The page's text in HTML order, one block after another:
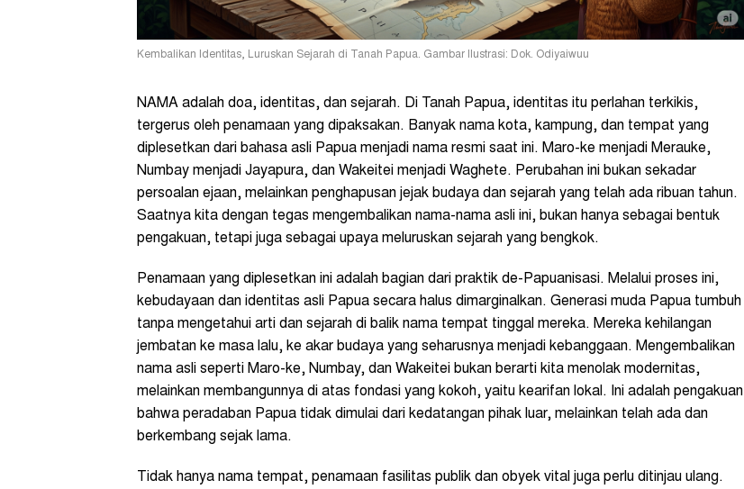
Kembalikan Identitas, Luruskan Sejarah di Tanah Papua. Gambar Ilustrasi: Dok. Odiyaiwuu
NAMA adalah doa, identitas, dan sejarah. Di Tanah Papua, identitas itu perlahan terkikis,
tergerus oleh penamaan yang dipaksakan. Banyak nama kota, kampung, dan tempat yang
diplesetkan dari bahasa asli Papua menjadi nama resmi saat ini. Maro-ke menjadi Merauke,
Numbay menjadi Jayapura, dan Wakeitei menjadi Waghete. Perubahan ini bukan sekadar
persoalan ejaan, melainkan penghapusan jejak budaya dan sejarah yang telah ada ribuan tahun.
Saatnya kita dengan tegas mengembalikan nama-nama asli ini, bukan hanya sebagai bentuk
pengakuan, tetapi juga sebagai upaya meluruskan sejarah yang bengkok.
Penamaan yang diplesetkan ini adalah bagian dari praktik de-Papuanisasi. Melalui proses ini,
kebudayaan dan identitas asli Papua secara halus dimarginalkan. Generasi muda Papua tumbuh
tanpa mengetahui arti dan sejarah di balik nama tempat tinggal mereka. Mereka kehilangan
jembatan ke masa lalu, ke akar budaya yang seharusnya menjadi kebanggaan. Mengembalikan
nama asli seperti Maro-ke, Numbay, dan Wakeitei bukan berarti kita menolak modernitas,
melainkan membangunnya di atas fondasi yang kokoh, yaitu kearifan lokal. Ini adalah pengakuan
bahwa peradaban Papua tidak dimulai dari kedatangan pihak luar, melainkan telah ada dan
berkembang sejak lama.
Tidak hanya nama tempat, penamaan fasilitas publik dan obyek vital juga perlu ditinjau ulang.